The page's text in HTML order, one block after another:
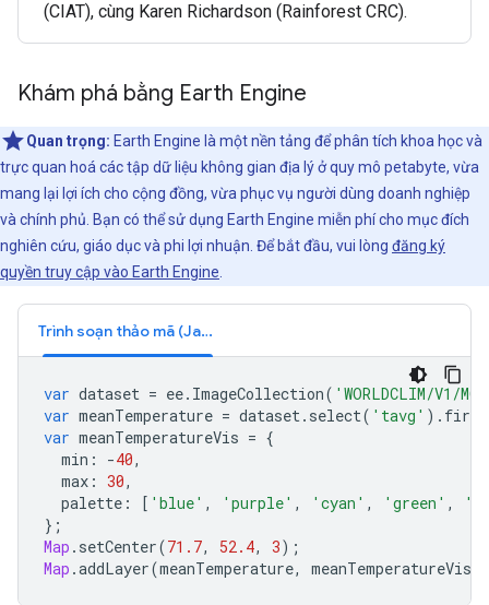
(CIAT), cùng Karen Richardson (Rainforest CRC).
Khám phá bằng Earth Engine
Quan trọng: Earth Engine là một nền tảng để phân tích khoa học và
trực quan hoá các tập dữ liệu không gian địa lý ở quy mô petabyte, vừa
mang lại lợi ích cho cộng đồng, vừa phục vụ người dùng doanh nghiệp
và chính phủ. Bạn có thể sử dụng Earth Engine miễn phí cho mục đích
nghiên cứu, giáo dục và phi lợi nhuận. Để bắt đầu, vui lòng đăng ký
quyền truy cập vào Earth Engine
Trình soạn thảo mã (JavaScript)
var dataset = ee. ImageCollection( 'WORLDCLIM/V1/
var meanTemperature = dataset. select( 'tavg' ). first
var meanTemperatureVis = {
min : -40,
max : 30,
palette : [ 'blue' , 'purple' , 'cyan' , 'green' ,
};
Map . setCenter(71.7, 52.4, 3);
Map .addLayer(meanTemperature, meanTemperatureVis